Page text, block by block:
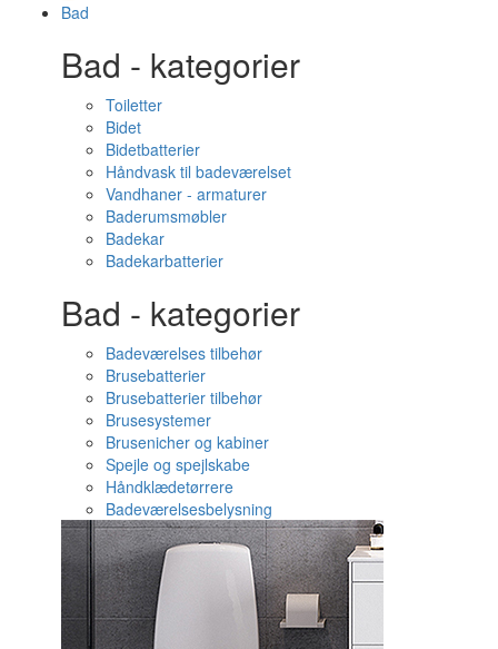
Bad
Bad - kategorier
Toiletter
Bidet
Bidetbatterier
Håndvask til badeværelset
Vandhaner - armaturer
Baderumsmøbler
Badekar
Badekarbatterier
Bad - kategorier
Badeværelses tilbehør
Brusebatterier
Brusebatterier tilbehør
Brusesystemer
Brusenicher og kabiner
Spejle og spejlskabe
Håndklædetørrere
Badeværelsesbelysning